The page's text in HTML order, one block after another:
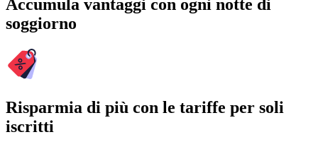
Accumula vantaggi con ogni notte di
soggiorno
Risparmia di più con le tariffe per soli
iscritti